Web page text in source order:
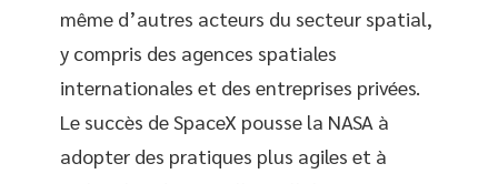
même d’autres acteurs du secteur spatial,
y compris des agences spatiales
internationales et des entreprises privées.
Le succès de SpaceX pousse la NASA à
adopter des pratiques plus agiles et à